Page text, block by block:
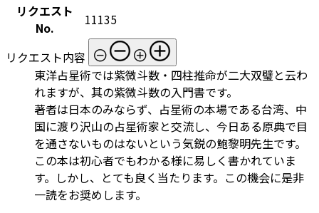
リクエスト
No.
11135
リクエスト内容
東洋占星術では紫微斗数・四柱推命が二大双璧と云わ
れますが、其の紫微斗数の入門書です。
著者は日本のみならず、占星術の本場である台湾、中
国に渡り沢山の占星術家と交流し、今日ある原典で目
を通さないものはないという気鋭の鮑黎明先生です。
この本は初心者でもわかる様に易しく書かれていま
す。しかし、とても良く当たります。この機会に是非
一読をお奨めします。